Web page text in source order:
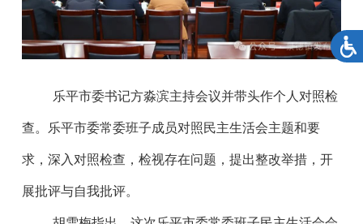
乐平市委书记方淼滨主持会议并带头作个人对照检
查。乐平市委常委班子成员对照民主生活会主题和要
求，深入对照检查，检视存在问题，提出整改举措，开
展批评与自我批评。